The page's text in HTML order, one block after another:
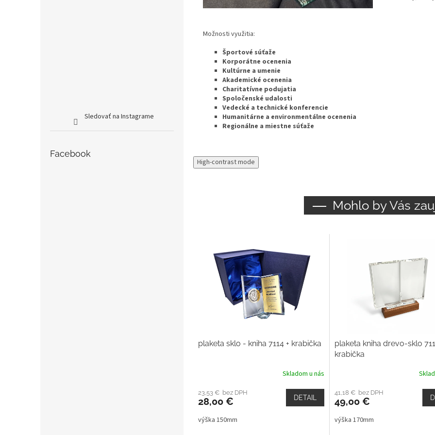
Sledovať na Instagrame
Facebook
Možnosti využitia:
Športové súťaže
Korporátne ocenenia
Kultúrne a umenie
Akademické ocenenia
Charitatívne podujatia
Spoločenské udalosti
Vedecké a technické konferencie
Humanitárne a environmentálne ocenenia
Regionálne a miestne súťaže
High-contrast mode
Mohlo by Vás
plaketa sklo - kniha 7114 + krabička
Skladom u nás
23,53 € bez DPH
28,00 € DETAIL
výška 150mm
plaketa kniha drevo-sklo
krabička
41,18 € bez DPH
49,00 €
výška 170mm